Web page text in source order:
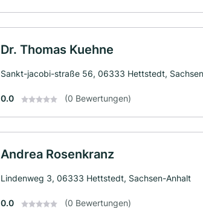
Dr. Thomas Kuehne
Sankt-jacobi-straße 56, 06333 Hettstedt,
0.0 (0 Bewertungen)
Andrea Rosenkranz
Lindenweg 3, 06333 Hettstedt, Sachsen-Anhalt
0.0 (0 Bewertungen)